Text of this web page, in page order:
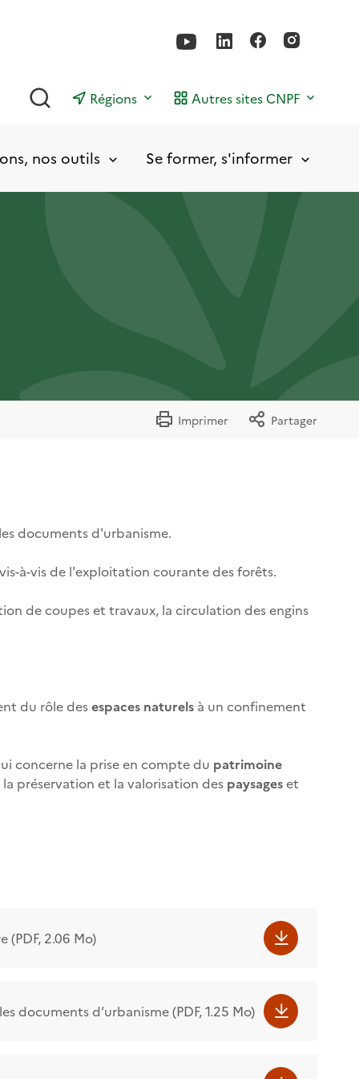
Rechercher
Régions Autres sites CNPF
nos outils Se former, s'informer
Imprimer Partager
documents d'urbanisme.
à-vis de l'exploitation courante des forêts.
de coupes et travaux, la circulation des engins
du rôle desespaces naturels à un confinement
concerne la prise en compte du patrimoine
préservation et la valorisation des paysageset
2.06 Mo)
documents d’urbanisme (PDF, 1.25 Mo)